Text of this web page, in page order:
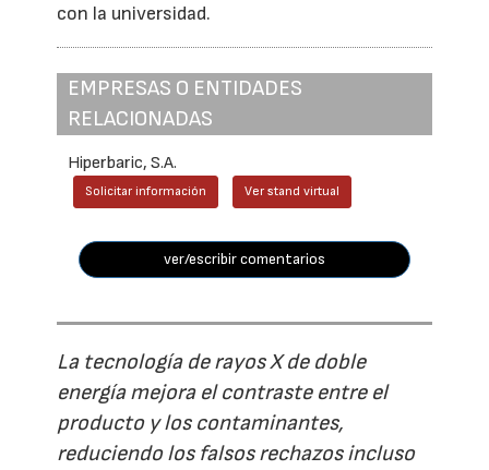
con la universidad.
EMPRESAS O ENTIDADES
RELACIONADAS
Hiperbaric, S.A.
Solicitar información Ver stand virtual
ver/escribir comentarios
La tecnología de rayos X de doble
energía mejora el contraste entre el
producto y los contaminantes,
reduciendo los falsos rechazos incluso